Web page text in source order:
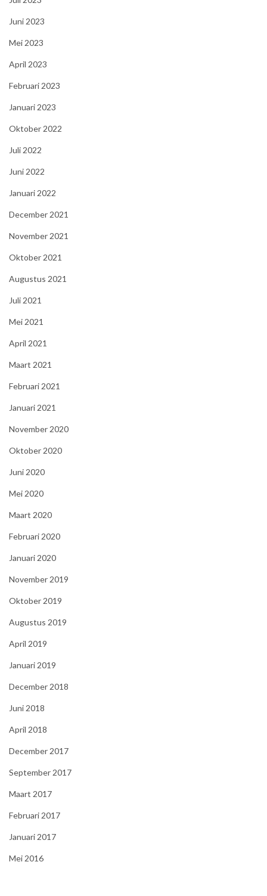
Juni 2023
Mei 2023
April 2023
Februari 2023
Januari 2023
Oktober 2022
Juli 2022
Juni 2022
Januari 2022
December 2021
November 2021
Oktober 2021
Augustus 2021
Juli 2021
Mei 2021
April 2021
Maart 2021
Februari 2021
Januari 2021
November 2020
Oktober 2020
Juni 2020
Mei 2020
Maart 2020
Februari 2020
Januari 2020
November 2019
Oktober 2019
Augustus 2019
April 2019
Januari 2019
December 2018
Juni 2018
April 2018
December 2017
September 2017
Maart 2017
Februari 2017
Januari 2017
Mei 2016